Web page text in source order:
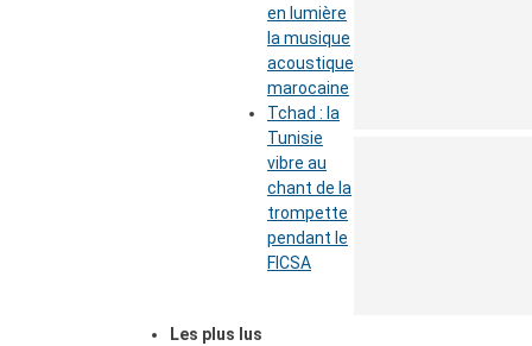
en lumière
la musique
acoustique
marocaine
Tchad : la
Tunisie
vibre au
chant de la
trompette
pendant le
FICSA
Les plus lus